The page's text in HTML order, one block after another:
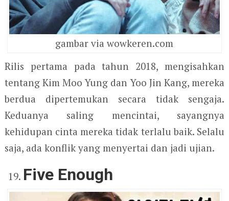
gambar via wowkeren.com
Rilis pertama pada tahun 2018, mengisahkan
tentang Kim Moo Yung dan Yoo Jin Kang, mereka
berdua dipertemukan secara tidak sengaja.
Keduanya saling mencintai, sayangnya
kehidupan cinta mereka tidak terlalu baik. Selalu
saja, ada konflik yang menyertai dan jadi ujian.
Five Enough